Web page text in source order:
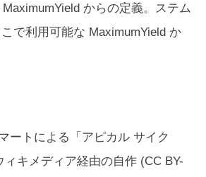
からの定義。ステム
で利用可能な MaximumYield か
ートによる「アピカル サイク
ィキメディア経由の自作 (CC BY-